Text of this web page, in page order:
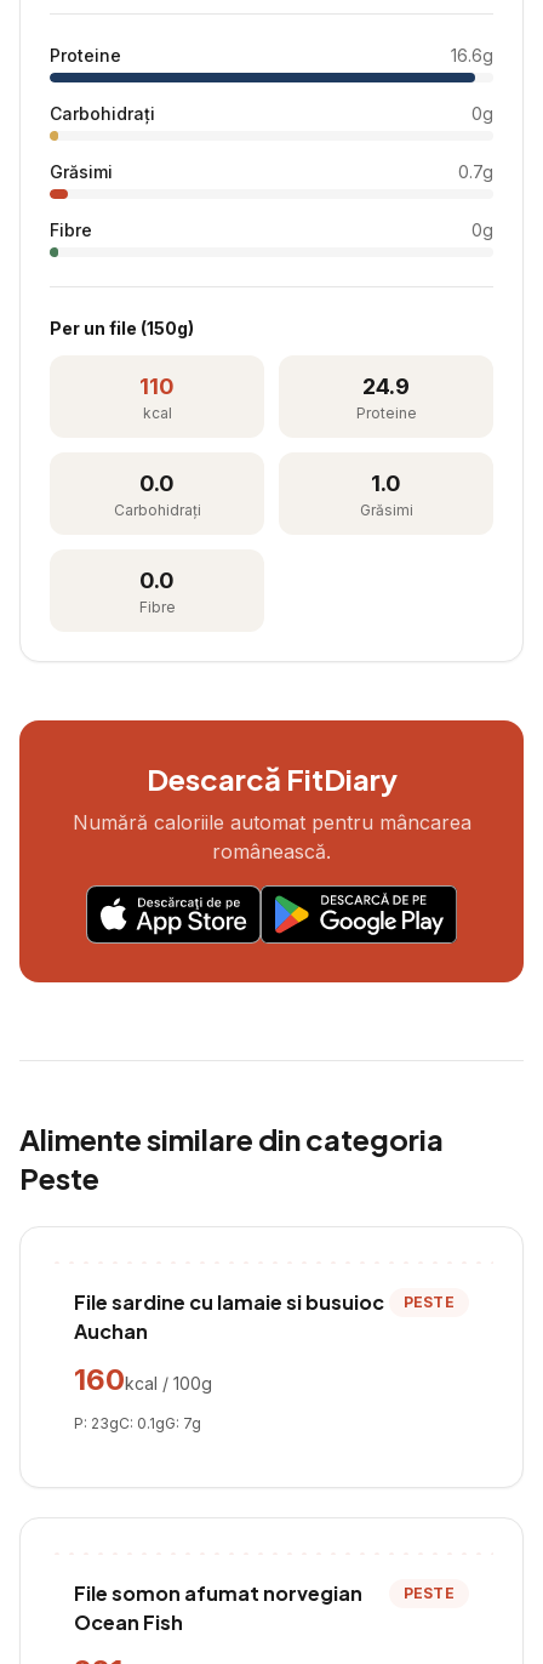
Proteine 16.6g
Carbohidrați 0g
Grăsimi 0.7g
Fibre 0g
Per un file (150g)
110
kcal
24.9
Proteine
0.0
Carbohidrați
1.0
Grăsimi
0.0
Fibre
Descarcă FitDiary
Numără caloriile automat pentru mâncarea
românească.
Alimente similare din categoria
Peste
File sardine cu lamaie si busuioc
Auchan
PESTE
160kcal / 100g
P: 23gC: 0.1gG: 7g
File somon afumat norvegian
Ocean Fish
PESTE